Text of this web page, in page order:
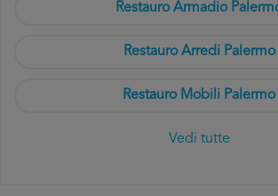
Restauro Armadio
Restauro Arredi Palermo
Restauro Mobili Palermo
Vedi tutte